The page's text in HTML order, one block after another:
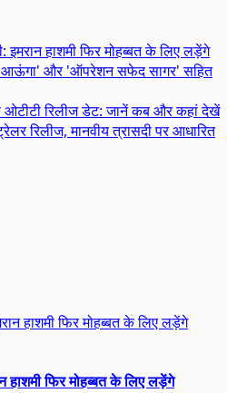
इमरान हाशमी फिर मोहब्बत के लिए लड़ेंगे
आऊंगा' और 'ऑपरेशन सफेद सागर' सहित
रिलीज डेट: जानें कब और कहां देखें
रिलीज, मानवीय त्रासदी पर आधारित
हाशमी फिर मोहब्बत के लिए लड़ेंगे